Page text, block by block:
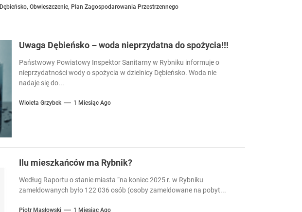
Dębieńsko, Obwieszczenie, Plan Zagospodarowania Przestrzennego
Uwaga Dębieńsko – woda nieprzydatna do spożycia!!!
Państwowy Powiatowy Inspektor Sanitarny w Rybniku informuje o
nieprzydatności wody o spożycia w dzielnicy Dębieńsko. Woda nie
nadaje się do...
Wioleta Grzybek 1 Miesiąc Ago
Ilu mieszkańców ma Rybnik?
Według Raportu o stanie miasta “na koniec 2025 r. w Rybniku
zameldowanych było 122 036 osób (osoby zameldowane na pobyt...
Piotr Masłowski 1 Miesiąc Ago